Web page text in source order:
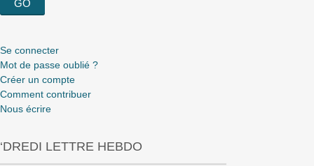
Se connecter
Mot de passe oublié ?
Créer un compte
Comment contribuer
Nous écrire
‘DREDI LETTRE HEBDO